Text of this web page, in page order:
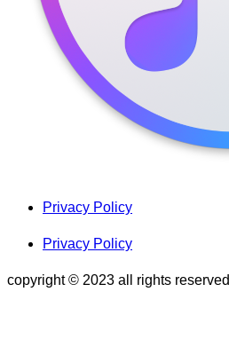
Privacy Policy
Privacy Policy
copyright © 2023 all rights reserved